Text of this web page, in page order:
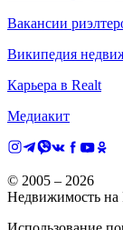
Вакансии
Википедия
Карьера в Realt
Медиакит
© 2005 – 2026
Недвижимость